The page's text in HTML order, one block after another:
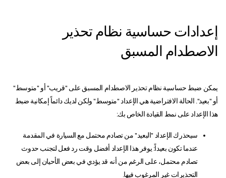
إعدادات حساسية نظام تحذير
الاصطدام المسبق
يمكن ضبط حساسية نظام تحذير الاصطدام المسبق على "قريب" أو "متوسط"
أو "بعيد". الحالة الافتراضية هي الإعداد "متوسط" ولكن لديك دائماً إمكانية ضبط
هذا الإعداد على نمط القيادة الخاص بك:
سيحذرك الإعداد "البعيد" من تصادم محتمل مع السيارة في المقدمة
عندما تكون بعيداً: يوفر هذا الإعداد أفضل وقت رد فعل لتجنب حدوث
تصادم محتمل، على الرغم من أنه قد يؤدي في بعض الأحيان إلى بعض
التحذيرات غير المرغوب فيها.